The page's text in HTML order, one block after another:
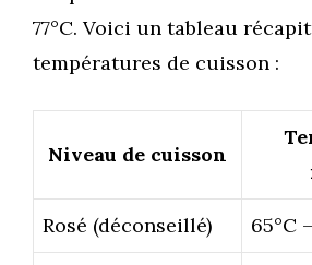
77°C. Voici un tableau
températures de cuisson :
Niveau de cuisson
Rosé (déconseillé) 65°C